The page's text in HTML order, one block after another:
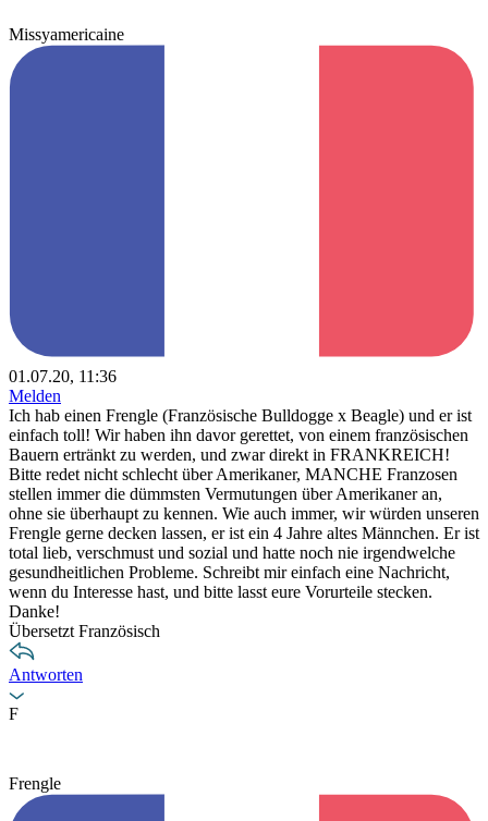
Missyamericaine
01.07.20, 11:36
Melden
Ich hab einen Frengle (Französische Bulldogge x Beagle) und er ist
einfach toll! Wir haben ihn davor gerettet, von einem französischen
Bauern ertränkt zu werden, und zwar direkt in FRANKREICH!
Bitte redet nicht schlecht über Amerikaner, MANCHE Franzosen
stellen immer die dümmsten Vermutungen über Amerikaner an,
ohne sie überhaupt zu kennen. Wie auch immer, wir würden unseren
Frengle gerne decken lassen, er ist ein 4 Jahre altes Männchen. Er ist
total lieb, verschmust und sozial und hatte noch nie irgendwelche
gesundheitlichen Probleme. Schreibt mir einfach eine Nachricht,
wenn du Interesse hast, und bitte lasst eure Vorurteile stecken.
Danke!
Übersetzt Französisch
Antworten
F
Frengle